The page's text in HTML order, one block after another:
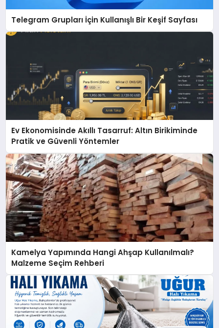
Telegram Grupları İçin Kullanışlı Bir Keşif Sayfası
Ev Ekonomisinde Akıllı Tasarruf: Altın Birikiminde
Pratik ve Güvenli Yöntemler
Kamelya Yapımında Hangi Ahşap Kullanılmalı?
Malzeme Seçim Rehberi